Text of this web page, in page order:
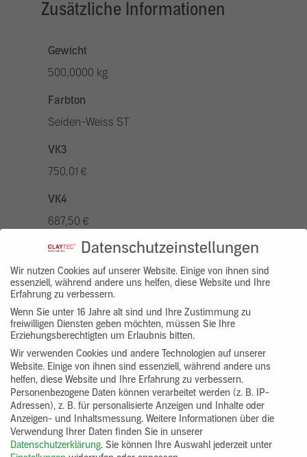
Zusätzliche Informationen
Gewicht
500,0000 kg
Farbton
Seiden-Weiss ST
VK3
750,01 €
VK4
687,50 €
VK5
875,01 €
VK7
625,00 €
Gruppenprodukt
yosima_designputz_bigb
Datenschutzeinstellungen
Wir nutzen Cookies auf unserer Website. Einige von ihnen sind
essenziell, während andere uns helfen, diese Website und Ihre
Erfahrung zu verbessern.
Wenn Sie unter 16 Jahre alt sind und Ihre Zustimmung zu
freiwilligen Diensten geben möchten, müssen Sie Ihre
Erziehungsberechtigten um Erlaubnis bitten.
Wir verwenden Cookies und andere Technologien auf unserer
Website. Einige von ihnen sind essenziell, während andere uns
helfen, diese Website und Ihre Erfahrung zu verbessern.
Personenbezogene Daten können verarbeitet werden (z. B. IP-
Adressen), z. B. für personalisierte Anzeigen und Inhalte oder
Anzeigen- und Inhaltsmessung. Weitere Informationen über die
Verwendung Ihrer Daten finden Sie in unserer
Datenschutzerklärung. Sie können Ihre Auswahl jederzeit unter